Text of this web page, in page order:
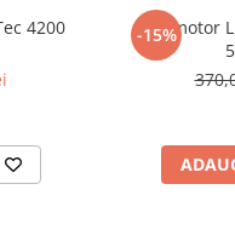
4200
-15%
Ulei motor